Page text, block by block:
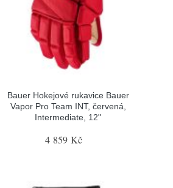
Bauer Hokejové rukavice Bauer
Vapor Pro Team INT, červená,
Intermediate, 12"
4 859 Kč